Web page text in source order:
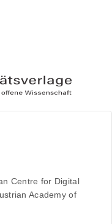
Centre for Digital
Academy of